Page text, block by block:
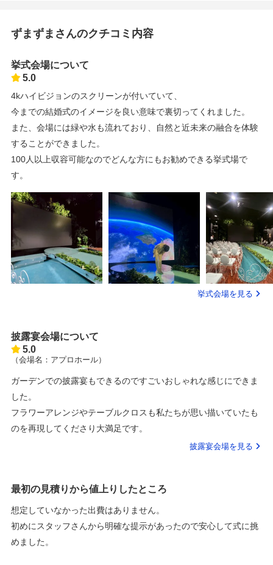
ずまずまさんのクチコミ内容
挙式会場について
5.0
4kハイビジョンのスクリーンが付いていて、
今までの結婚式のイメージを良い意味で裏切ってくれました。
また、会場には緑や水も流れており、自然と近未来の融合を体験
することができました。
100人以上収容可能なのでどんな方にもお勧めできる挙式場で
す。
挙式会場を見る
披露宴会場について
5.0
（会場名：アプロホール）
ガーデンでの披露宴もできるのですごいおしゃれな感じにできま
した。
フラワーアレンジやテーブルクロスも私たちが思い描いていたも
のを再現してくださり大満足です。
披露宴会場を見る
最初の見積りから値上りしたところ
想定していなかった出費はありません。
初めにスタッフさんから明確な提示があったので安心して式に挑
めました。